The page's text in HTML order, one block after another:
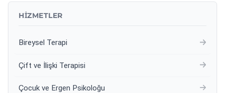
HIZMETLER
Bireysel Terapi
Çift ve İlişki Terapisi
Çocuk ve Ergen Psikoloğu